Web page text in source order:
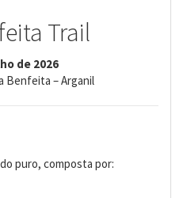
Trail
de 2026
Benfeita – Arganil
puro, composta por: